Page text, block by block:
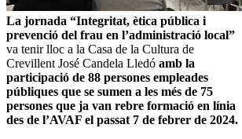
La jornada “Integritat, ètica pública i
prevenció del frau en l’administració local”
va tenir lloc a la Casa de la Cultura de
Crevillent José Candela Lledó amb la
participació de 88 persones empleades
públiques que se sumen a les més de 75
persones que ja van rebre formació en línia
des de l’AVAF el passat 7 de febrer de 2024.